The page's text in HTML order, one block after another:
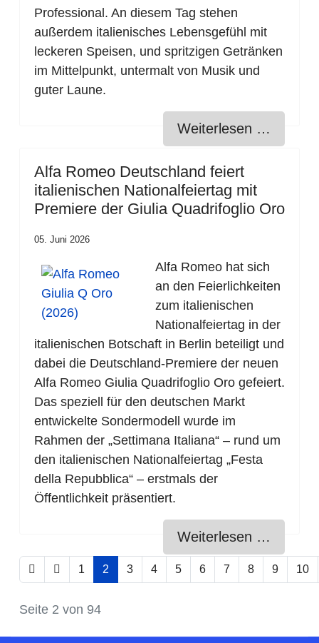
Professional. An diesem Tag stehen
außerdem italienisches Lebensgefühl mit
leckeren Speisen, und spritzigen Getränken
im Mittelpunkt, untermalt von Musik und
guter Laune.
Weiterlesen …
Alfa Romeo Deutschland feiert
italienischen Nationalfeiertag mit
Premiere der Giulia Quadrifoglio Oro
05. Juni 2026
Alfa Romeo hat sich
an den Feierlichkeiten
zum italienischen
Nationalfeiertag in der
italienischen Botschaft in Berlin beteiligt und
dabei die Deutschland-Premiere der neuen
Alfa Romeo Giulia Quadrifoglio Oro gefeiert.
Das speziell für den deutschen Markt
entwickelte Sondermodell wurde im
Rahmen der „Settimana Italiana“ – rund um
den italienischen Nationalfeiertag „Festa
della Repubblica“ – erstmals der
Öffentlichkeit präsentiert.
Weiterlesen …
1 2 3 4 5 6 7 8 9 10
Seite 2 von 94